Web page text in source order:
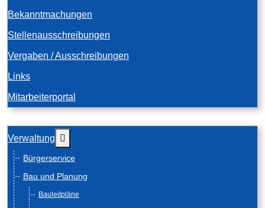
Bekanntmachungen
Stellenausschreibungen
Vergaben / Ausschreibungen
Links
Mitarbeiterportal
Verwaltung
Bürgerservice
Bau und Planung
Bauleitpläne